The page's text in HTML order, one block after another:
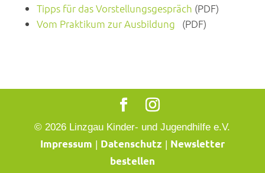
Tipps für das Vorstellungsgespräch (PDF)
Vom Praktikum zur Ausbildung (PDF)
© 2026 Linzgau Kinder- und Jugendhilfe e.V.
Impressum | Datenschutz | Newsletter
bestellen